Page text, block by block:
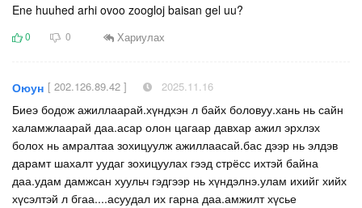
Ene huuhed arhi ovoo zoogloj baisan gel uu?
0 0 Хариулах
Оюун [ 202.126.89.42 ] 2025.11.16
Биеэ бодож ажиллаарай.хүндхэн л байх боловуу.хань нь сайн
халамжлаарай даа.асар олон цагаар давхар ажил эрхлэх
болох нь амралтаа зохицуулж ажиллаасай.бас дээр нь элдэв
дарамт шахалт уудаг зохицуулах гээд стрёсс ихтэй байна
даа.удам дамжсан хуульч гэдгээр нь хүндэлнэ.улам ихийг хийх
хүсэлтэй л бгаа....асуудал их гарна даа.амжилт хүсье